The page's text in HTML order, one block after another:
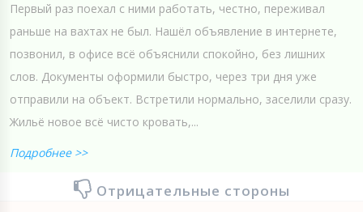
Первый раз поехал с ними работать, честно, переживал
раньше на вахтах не был. Нашёл объявление в интернете,
позвонил, в офисе всё объяснили спокойно, без лишних
слов. Документы оформили быстро, через три дня уже
отправили на объект. Встретили нормально, заселили сразу.
Жильё новое всё чисто кровать,...
Подробнее >>
Отрицательные стороны